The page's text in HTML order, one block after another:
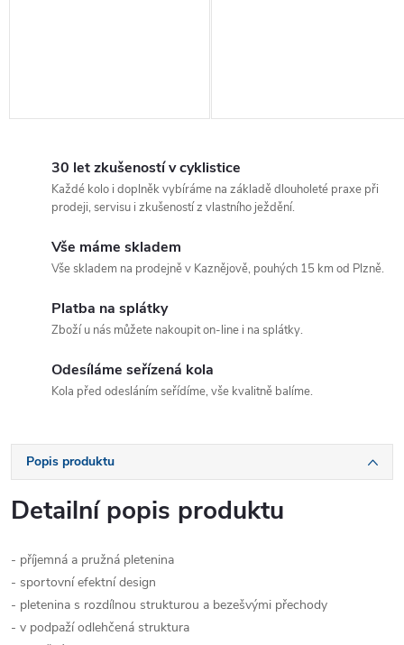
30 let zkušeností v cyklistice
Každé kolo i doplněk vybíráme na základě dlouholeté praxe při
prodeji, servisu i zkušeností z vlastního ježdění.
Vše máme skladem
Vše skladem na prodejně v Kaznějově, pouhých 15 km od Plzně.
Platba na splátky
Zboží u nás můžete nakoupit on-line i na splátky.
Odesíláme seřízená kola
Kola před odesláním seřídíme, vše kvalitně balíme.
Popis produktu
Detailní popis produktu
- příjemná a pružná pletenina
- sportovní efektní design
- pletenina s rozdílnou strukturou a bezešvými přechody
- v podpaží odlehčená struktura